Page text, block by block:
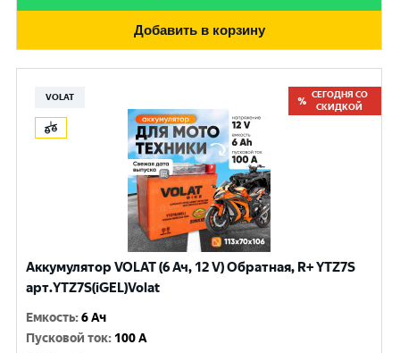
Добавить в корзину
VOLAT
СЕГОДНЯ СО
СКИДКОЙ
Аккумулятор VOLAT (6 Ач, 12 V) Обратная, R+ YTZ7S
арт.YTZ7S(iGEL)Volat
Емкость:6 Ач
Пусковой ток: 100 A